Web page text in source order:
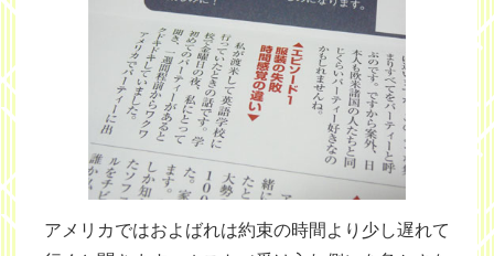
アメリカではおよばれは約束の時間より少し遅れて